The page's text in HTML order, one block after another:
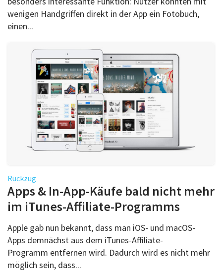
wenigen Handgriffen direkt in der App ein Fotobuch,
einen...
Rückzug
Apps & In-App-Käufe bald nicht mehr
im iTunes-Affiliate-Programms
Apple gab nun bekannt, dass man iOS- und macOS-
Apps demnächst aus dem iTunes-Affiliate-
Programm entfernen wird. Dadurch wird es nicht mehr
möglich sein, dass...